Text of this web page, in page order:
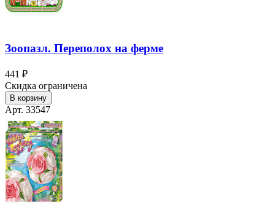
Зоопазл. Переполох на ферме
441 ₽
Скидка ограничена
В корзину
Арт. 33547